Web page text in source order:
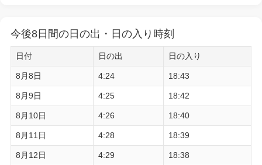
今後8日間の日の出・日の入り時刻
日付 日の出 日の入り
8月8日 4:24 18:43
8月9日 4:25 18:42
8月10日 4:26 18:40
8月11日 4:28 18:39
8月12日 4:29 18:38